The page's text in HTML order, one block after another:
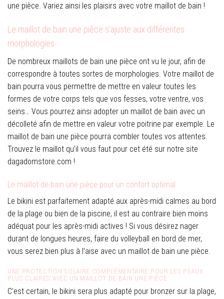
une pièce. Variez ainsi les plaisirs avec votre maillot de bain !
Le maillot de bain une pièce s’ajuste aux différentes
morphologies
De nombreux maillots de bain une pièce ont vu le jour, afin de
correspondre à toutes sortes de morphologies. Votre maillot de
bain pourra vous permettre de mettre en valeur toutes les
formes de votre corps tels que vos fesses, votre ventre, vos
seins… Vous pourrez ainsi adopter un maillot de bain avec un
décolleté afin de mettre en valeur votre poitrine par exemple. Le
maillot de bain une pièce pourra combler toutes vos attentes.
Trouvez le maillot qu’il vous faut pour cet été sur notre site
dagadomstore.com !
Le maillot de bain une pièce pour un confort optimal
Le bikini est parfaitement adapté aux après-midi calmes au bord
de la plage ou bien de la piscine, il est au contraire bien moins
adéquat pour les après-midi actives ! Si vous désirez nager
durant de longues heures, faire du volleyball en bord de mer,
vous serez bien plus à l’aise avec un maillot de bain une pièce.
UNE PROTECTION SOLAIRE COMPLÉMENTAIRE POUR LES PEAUX
PLUS CLAIRES AVEC UN MAILLOT DE BAIN UNE PIÈCE
C’est certain, le bikini sera plus adapté pour bronzer sur la plage,